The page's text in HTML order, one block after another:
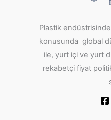
Plastik
konusunda global
ile, yurt içi ve yurt
rekabetçi fiyat